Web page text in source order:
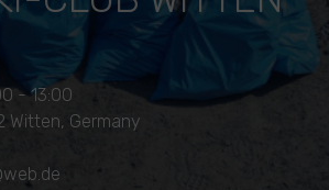
- 13:00
Witten, Germany